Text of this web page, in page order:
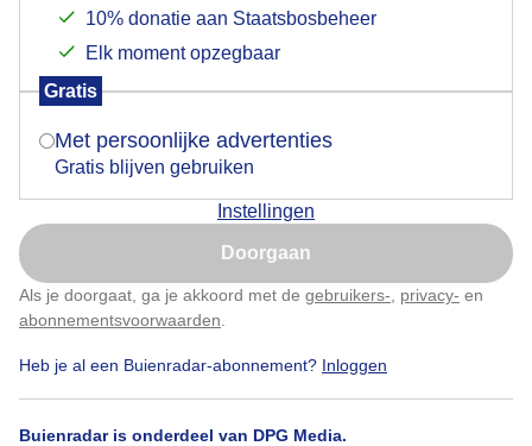
10% donatie aan Staatsbosbeheer
Elk moment opzegbaar
Gratis
Met persoonlijke advertenties
Gratis blijven gebruiken
Instellingen
Doorgaan
Als je doorgaat, ga je akkoord met de gebruikers- privacy- en
abonnementsvoorwaarden
Heb je al een Buienradar-abonnement? Inloggen
Buienradar is onderdeel van DPG Media.
Een moment geduld aub...
Alle categorieën
##blauwelucht ##terras #bewolking
#blauwelucht #bloemen #boten #camping
#donkerewolken #dreigende_lucht
#droogte #duinen
#grondmist #halo #hitte #hittegolf
#kiters #kurkdroog #levendestandbeelden
Toon alle categorieën
verschijnt er zo een pop-up uit je browser waarin
Is goed, toon de popup
Nu niet, misschien later
Klik hierom dit aan te passen